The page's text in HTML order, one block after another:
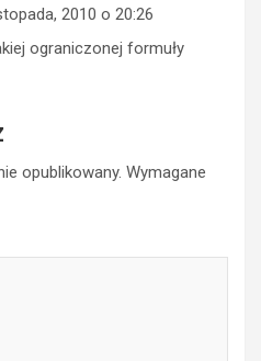
2010 o 20:26
ograniczonej formuły
opublikowany. Wymagane